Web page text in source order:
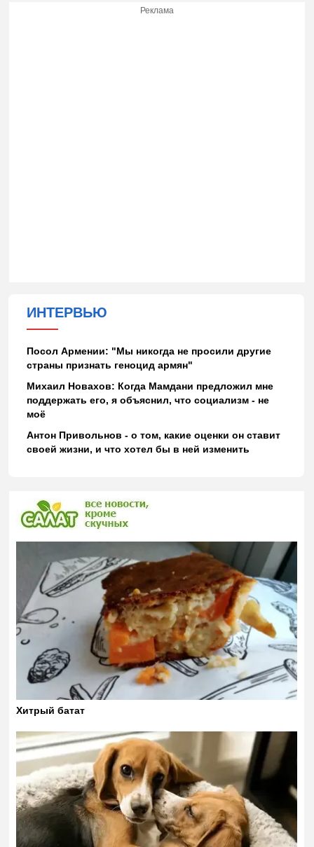
Реклама
ИНТЕРВЬЮ
Посол Армении: "Мы никогда не просили другие
страны признать геноцид армян"
Михаил Новахов: Когда Мамдани предложил мне
поддержать его, я объяснил, что социализм - не
моё
Антон Привольнов - о том, какие оценки он ставит
своей жизни, и что хотел бы в ней изменить